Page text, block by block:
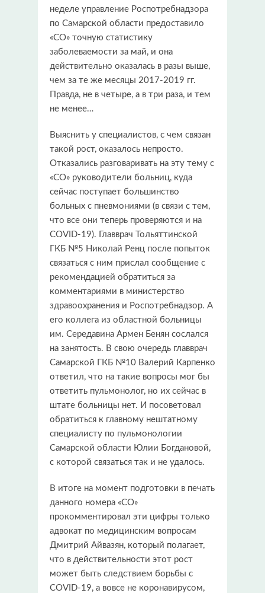
неделе управление Роспотребнадзора
по Самарской области предоставило
«СО» точную статистику
заболеваемости за май, и она
действительно оказалась в разы выше,
чем за те же месяцы 2017-2019 гг.
Правда, не в четыре, а в три раза, и тем
не менее…
Выяснить у специалистов, с чем связан
такой рост, оказалось непросто.
Отказались разговаривать на эту тему с
«СО» руководители больниц, куда
сейчас поступает большинство
больных с пневмониями (в связи с тем,
что все они теперь проверяются и на
COVID-19). Главврач Тольяттинской
ГКБ №5 Николай Ренц после попыток
связаться с ним прислал сообщение с
рекомендацией обратиться за
комментариями в министерство
здравоохранения и Роспотребнадзор. А
его коллега из областной больницы
им. Середавина Армен Бенян сослался
на занятость. В свою очередь главврач
Самарской ГКБ №10 Валерий Карпенко
ответил, что на такие вопросы мог бы
ответить пульмонолог, но их сейчас в
штате больницы нет. И посоветовал
обратиться к главному нештатному
специалисту по пульмонологии
Самарской области Юлии Богдановой,
с которой связаться так и не удалось.
В итоге на момент подготовки в печать
данного номера «СО»
прокомментировал эти цифры только
адвокат по медицинским вопросам
Дмитрий Айвазян, который полагает,
что в действительности этот рост
может быть следствием борьбы с
COVID-19, а вовсе не коронавирусом,